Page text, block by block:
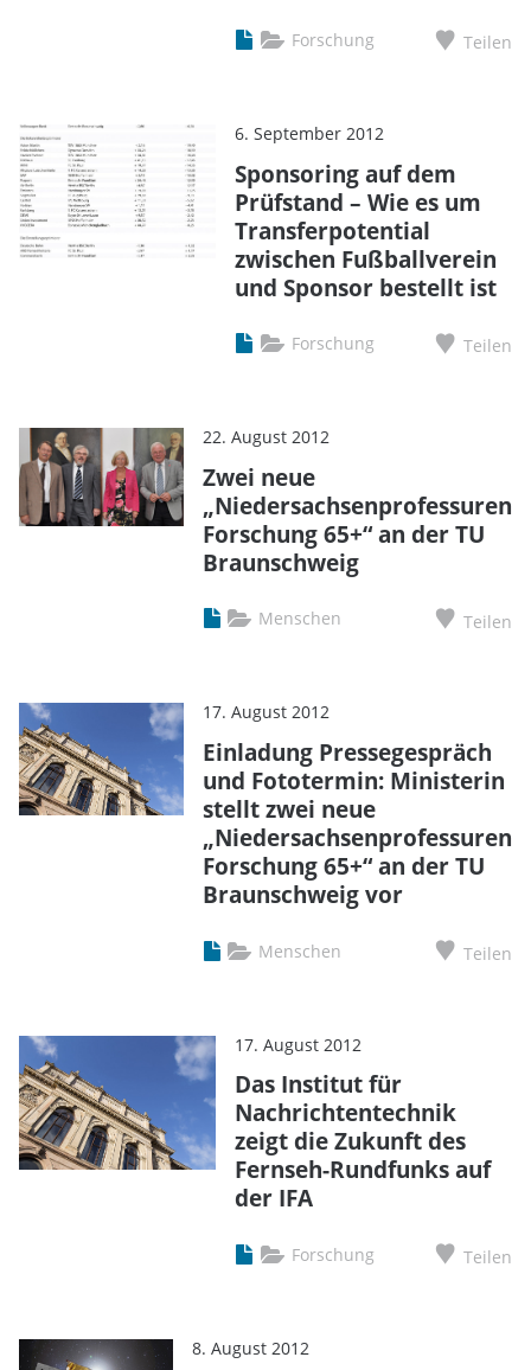
Forschung Teilen
6. September 2012
Sponsoring auf dem
Prüfstand – Wie es um
Transferpotential
zwischen Fußballverein
und Sponsor bestellt ist
Forschung Teilen
22. August 2012
Zwei neue
„Niedersachsenprofessuren
Forschung 65+“ an der TU
Braunschweig
Menschen Teilen
17. August 2012
Einladung Pressegespräch
und Fototermin: Ministerin
stellt zwei neue
„Niedersachsenprofessuren
Forschung 65+“ an der TU
Braunschweig vor
Menschen Teilen
17. August 2012
Das Institut für
Nachrichtentechnik
zeigt die Zukunft des
Fernseh-Rundfunks auf
der IFA
Forschung Teilen
8. August 2012